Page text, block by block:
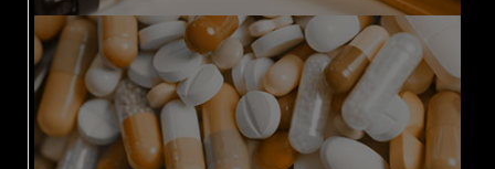
Switch The Language
Français English